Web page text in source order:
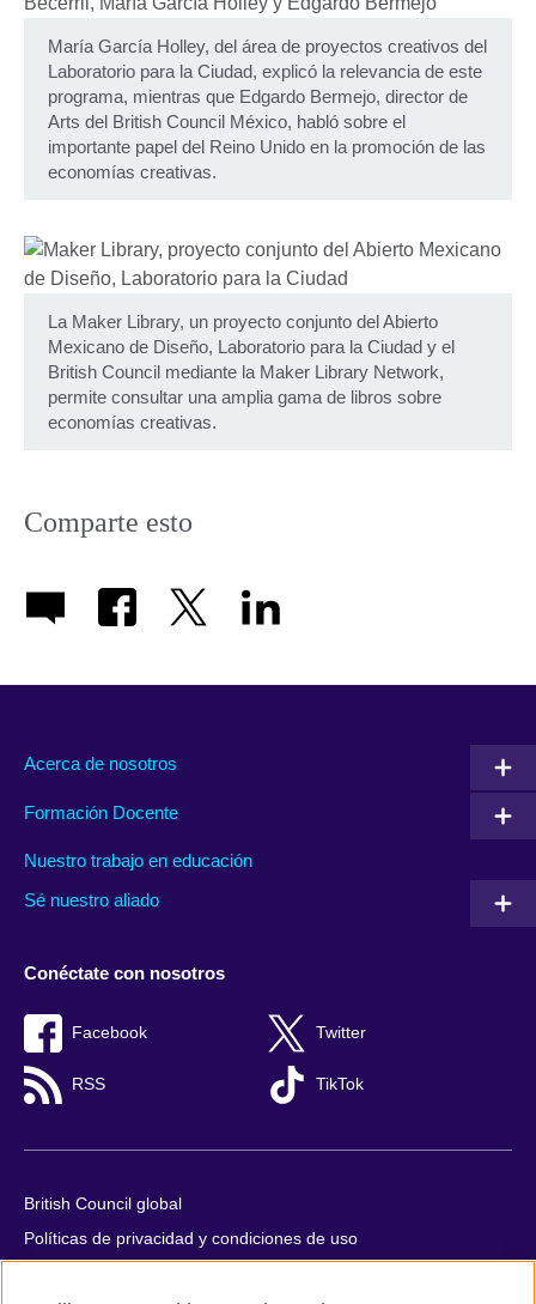
María García Holley, del área de proyectos creativos del
Laboratorio para la Ciudad, explicó la relevancia de este
programa, mientras que Edgardo Bermejo, director de
Arts del British Council México, habló sobre el
importante papel del Reino Unido en la promoción de las
economías creativas.
La Maker Library, un proyecto conjunto del Abierto
Mexicano de Diseño, Laboratorio para la Ciudad y el
British Council mediante la Maker Library Network,
permite consultar una amplia gama de libros sobre
economías creativas.
Comparte esto
Acerca de nosotros
Formación Docente
Nuestro trabajo en educación
Sé nuestro aliado
Conéctate con nosotros
Facebook Twitter
RSS TikTok
British Council global
Políticas de privacidad y condiciones de uso